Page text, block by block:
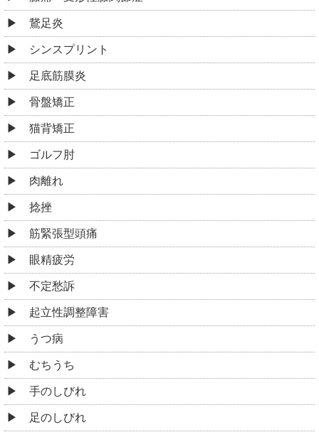
鵞足炎
シンスプリント
足底筋膜炎
骨盤矯正
猫背矯正
ゴルフ肘
肉離れ
捻挫
筋緊張型頭痛
眼精疲労
不定愁訴
起立性調整障害
うつ病
むちうち
手のしびれ
足のしびれ